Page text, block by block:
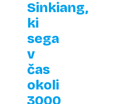
Sinkiang,
ki
sega
v
čas
okoli
3000